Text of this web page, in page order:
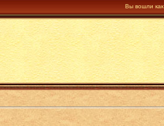
Вы вошли как